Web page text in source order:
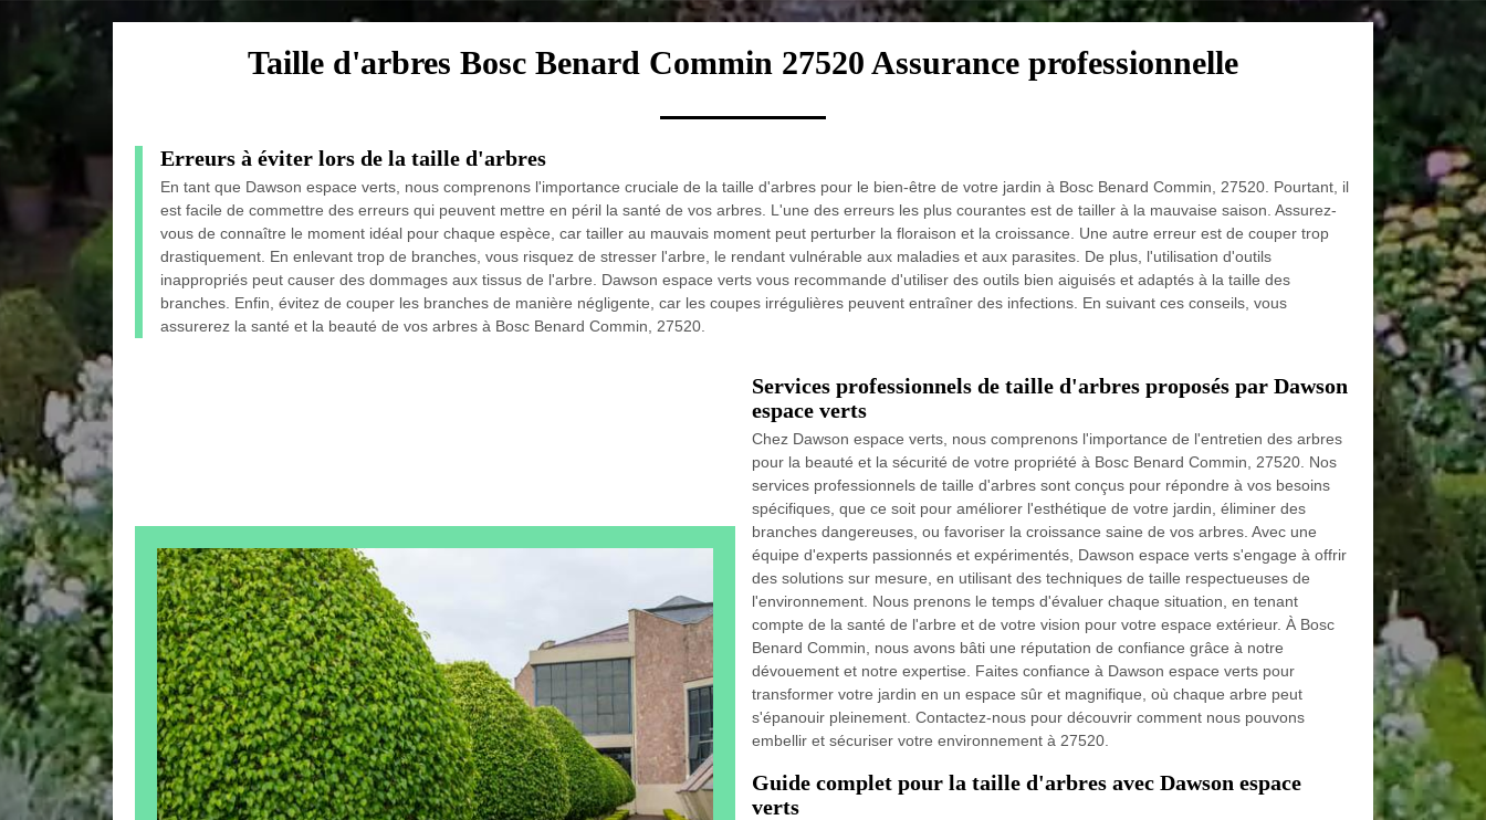
Taille d'arbres Bosc Benard Commin 27520 Assurance professionnelle
Erreurs à éviter lors de la taille d'arbres
En tant que Dawson espace verts, nous comprenons l'importance cruciale de la taille d'arbres pour le bien-être de votre jardin à Bosc Benard Commin, 27520. Pourtant, il
est facile de commettre des erreurs qui peuvent mettre en péril la santé de vos arbres. L'une des erreurs les plus courantes est de tailler à la mauvaise saison. Assurez-
vous de connaître le moment idéal pour chaque espèce, car tailler au mauvais moment peut perturber la floraison et la croissance. Une autre erreur est de couper trop
drastiquement. En enlevant trop de branches, vous risquez de stresser l'arbre, le rendant vulnérable aux maladies et aux parasites. De plus, l'utilisation d'outils
inappropriés peut causer des dommages aux tissus de l'arbre. Dawson espace verts vous recommande d'utiliser des outils bien aiguisés et adaptés à la taille des
branches. Enfin, évitez de couper les branches de manière négligente, car les coupes irrégulières peuvent entraîner des infections. En suivant ces conseils, vous
assurerez la santé et la beauté de vos arbres à Bosc Benard Commin, 27520.
Services professionnels de taille d'arbres proposés par Dawson
espace verts
Chez Dawson espace verts, nous comprenons l'importance de l'entretien des arbres
pour la beauté et la sécurité de votre propriété à Bosc Benard Commin, 27520. Nos
services professionnels de taille d'arbres sont conçus pour répondre à vos besoins
spécifiques, que ce soit pour améliorer l'esthétique de votre jardin, éliminer des
branches dangereuses, ou favoriser la croissance saine de vos arbres. Avec une
équipe d'experts passionnés et expérimentés, Dawson espace verts s'engage à offrir
des solutions sur mesure, en utilisant des techniques de taille respectueuses de
l'environnement. Nous prenons le temps d'évaluer chaque situation, en tenant
compte de la santé de l'arbre et de votre vision pour votre espace extérieur. À Bosc
Benard Commin, nous avons bâti une réputation de confiance grâce à notre
dévouement et notre expertise. Faites confiance à Dawson espace verts pour
transformer votre jardin en un espace sûr et magnifique, où chaque arbre peut
s'épanouir pleinement. Contactez-nous pour découvrir comment nous pouvons
embellir et sécuriser votre environnement à 27520.
Guide complet pour la taille d'arbres avec Dawson espace
verts